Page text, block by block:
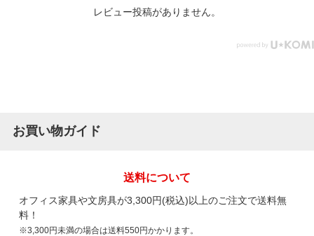
レビュー投稿がありません。
お買い物ガイド
送料について
オフィス家具や文房具が3,300円(税込)以上のご注文で送料無
料！
※3,300円未満の場合は送料550円かかります。